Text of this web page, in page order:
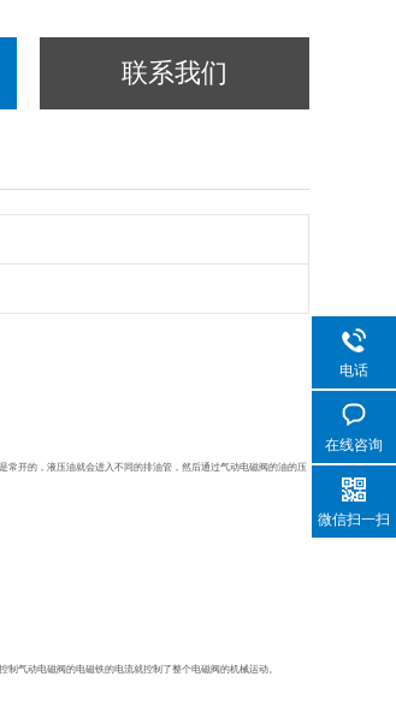
联系我们
常开的，液压油就会进入不同的排油管，然后通过气动电磁阀的油的压
气动电磁阀的电磁铁的电流就控制了整个电磁阀的机械运动。
电话
在线咨询
微信扫一扫